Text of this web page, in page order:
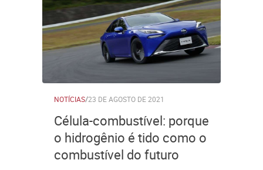
NOTÍCIAS/23 DE AGOSTO DE 2021
Célula-combustível: porque
o hidrogênio é tido como o
combustível do futuro